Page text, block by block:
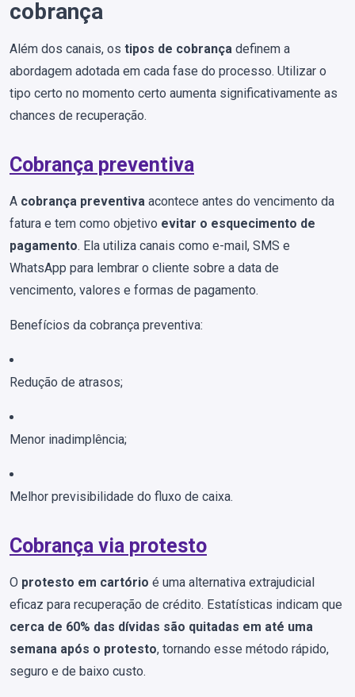
cobrança
Além dos canais, os tipos de cobrança definem a
abordagem adotada em cada fase do processo. Utilizar o
tipo certo no momento certo aumenta significativamente as
chances de recuperação.
Cobrança preventiva
A cobrança preventiva acontece antes do vencimento da
fatura e tem como objetivo evitar o esquecimento de
pagamento. Ela utiliza canais como e-mail, SMS e
WhatsApp para lembrar o cliente sobre a data de
vencimento, valores e formas de pagamento.
Benefícios da cobrança preventiva:
Redução de atrasos;
Menor inadimplência;
Melhor previsibilidade do fluxo de caixa.
Cobrança via protesto
O protesto em cartório é uma alternativa extrajudicial
eficaz para recuperação de crédito. Estatísticas indicam que
cerca de 60% das dívidas são quitadas em até uma
semana após o protesto, tornando esse método rápido,
seguro e de baixo custo.